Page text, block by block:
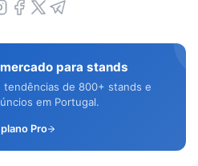
para stands
tendências de 800+ stands e
em Portugal.
Pro